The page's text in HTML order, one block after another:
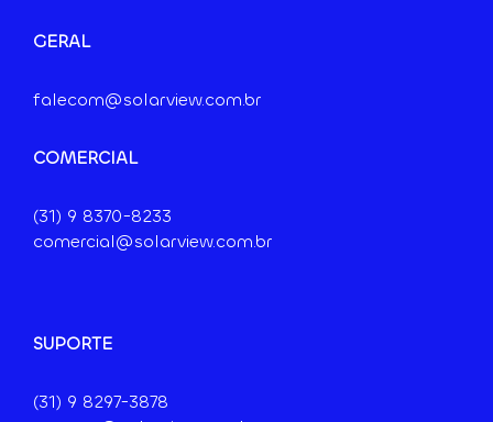
GERAL
falecom@solarview.com.br
COMERCIAL
(31) 9 8370-8233
comercial@solarview.com.br
SUPORTE
(31) 9 8297-3878